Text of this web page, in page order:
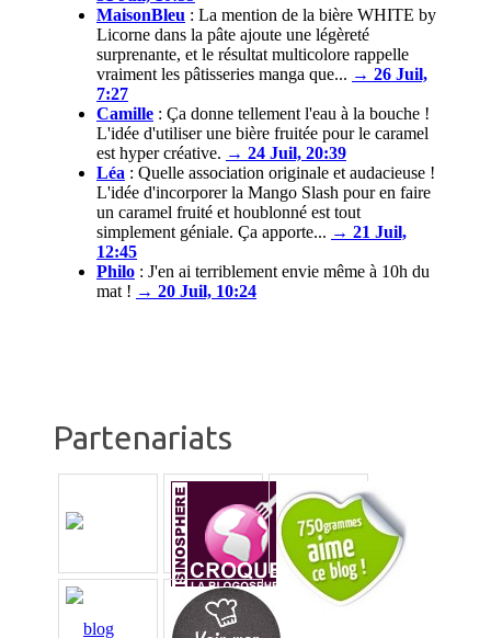
MaisonBleu : La mention de la bière WHITE by
Licorne dans la pâte ajoute une légèreté
surprenante, et le résultat multicolore rappelle
vraiment les pâtisseries manga que... → 26 Juil,
7:27
Camille : Ça donne tellement l'eau à la bouche !
L'idée d'utiliser une bière fruitée pour le caramel
est hyper créative. → 24 Juil, 20:39
Léa : Quelle association originale et audacieuse !
L'idée d'incorporer la Mango Slash pour en faire
un caramel fruité et houblonné est tout
simplement géniale. Ça apporte... → 21 Juil,
12:45
Philo : J'en ai terriblement envie même à 10h du
mat ! → 20 Juil, 10:24
Partenariats